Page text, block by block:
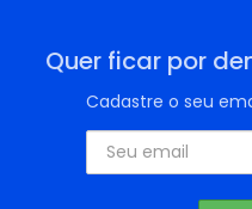
Quer ficar por
Cadastre o seu